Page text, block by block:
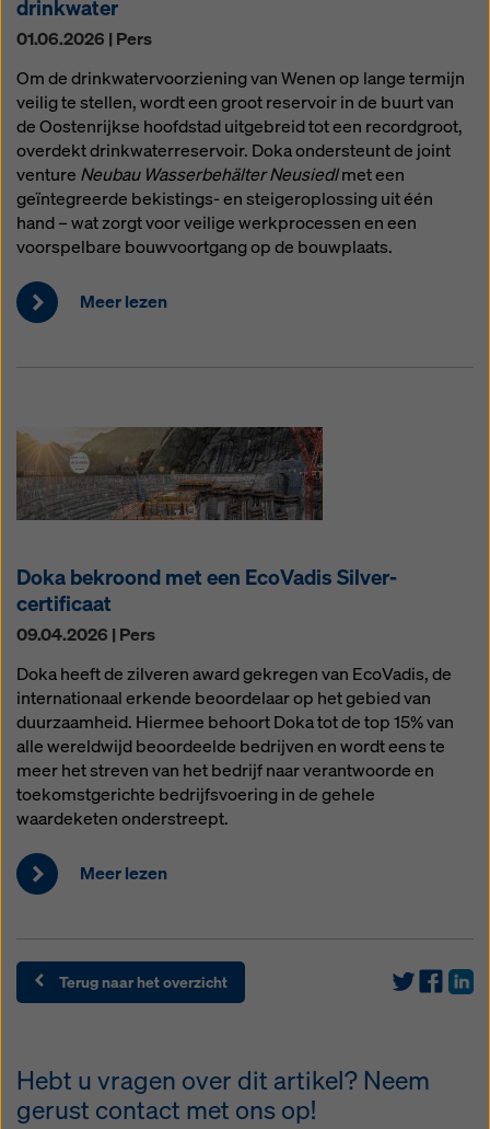
drinkwater
01.06.2026 | Pers
Om de drinkwatervoorziening van Wenen op lange termijn
veilig te stellen, wordt een groot reservoir in de buurt van
de Oostenrijkse hoofdstad uitgebreid tot een recordgroot,
overdekt drinkwaterreservoir. Doka ondersteunt de joint
venture Neubau Wasserbehälter Neusiedlmet een
geïntegreerde bekistings- en steigeroplossing uit één
hand – wat zorgt voor veilige werkprocessen en een
voorspelbare bouwvoortgang op de bouwplaats.
Meer lezen
Doka bekroond met een EcoVadis Silver-
certificaat
09.04.2026 | Pers
Doka heeft de zilveren award gekregen van EcoVadis, de
internationaal erkende beoordelaar op het gebied van
duurzaamheid. Hiermee behoort Doka tot de top 15% van
alle wereldwijd beoordeelde bedrijven en wordt eens te
meer het streven van het bedrijf naar verantwoorde en
toekomstgerichte bedrijfsvoering in de gehele
waardeketen onderstreept.
Meer lezen
Terug naar het overzicht
Hebt u vragen over dit artikel? Neem
gerust contact met ons op!